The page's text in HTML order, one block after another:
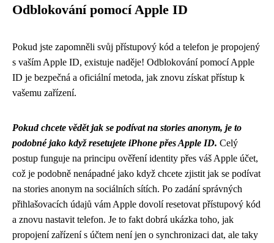
Odblokování pomocí Apple ID
Pokud jste zapomněli svůj přístupový kód a telefon je propojený
s vaším Apple ID, existuje naděje! Odblokování pomocí Apple
ID je bezpečná a oficiální metoda, jak znovu získat přístup k
vašemu zařízení.
Pokud chcete vědět jak se podívat na stories anonym, je to
podobné jako když resetujete iPhone přes Apple ID. Celý
postup funguje na principu ověření identity přes váš Apple účet,
což je podobně nenápadné jako když chcete zjistit jak se podívat
na stories anonym na sociálních sítích. Po zadání správných
přihlašovacích údajů vám Apple dovolí resetovat přístupový kód
a znovu nastavit telefon. Je to fakt dobrá ukázka toho, jak
propojení zařízení s účtem není jen o synchronizaci dat, ale taky